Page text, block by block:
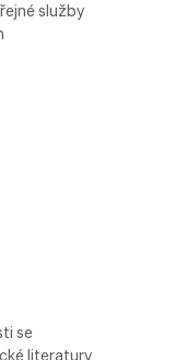
služby
se